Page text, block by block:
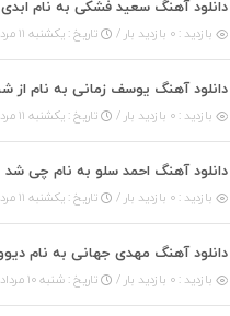
دانلود آهنگ سعید فشکی به نام ابدی
بازدید : ۰ بازدید بار / تاریخ : یکشنبه ۱۱ مرداد ۱۴۰۵
بازدید : ۰ بازدید بار / تاریخ : یکشنبه ۱۱ مرداد ۱۴۰۵
دانلود آهنگ احمد سلو به نام چی شد
بازدید : ۰ بازدید بار / تاریخ : یکشنبه ۱۱ مرداد ۱۴۰۵
بازدید : ۰ بازدید بار / تاریخ : شنبه ۱۰ مرداد ۱۴۰۵